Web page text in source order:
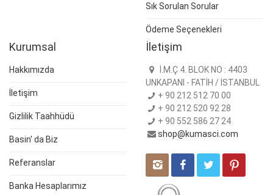
Sık Sorulan Sorular
Ödeme Seçenekleri
Kurumsal
Hakkımızda
İletişim
Gizlilik Taahhüdü
Basin' da Biz
Referanslar
Banka Hesaplarımız
İletişim
İ.M.Ç 4. BLOK NO : 4403
UNKAPANI - FATİH / İSTANBUL
+ 90 212 512 70 00
+ 90 212 520 92 28
+ 90 552 586 27 24
shop@kumasci.com